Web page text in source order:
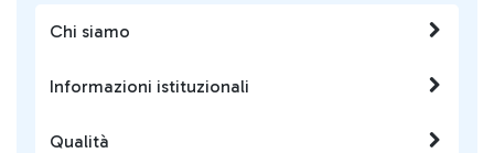
Chi siamo
Informazioni istituzionali
Qualità